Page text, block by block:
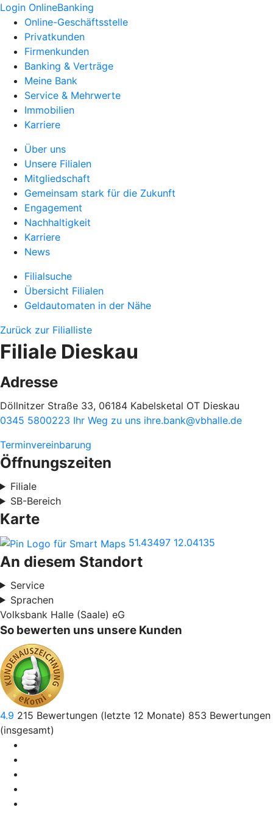
Login OnlineBanking
Online-Geschäftsstelle
Privatkunden
Firmenkunden
Banking & Verträge
Meine Bank
Service & Mehrwerte
Immobilien
Karriere
Über uns
Unsere Filialen
Mitgliedschaft
Gemeinsam stark für die Zukunft
Engagement
Nachhaltigkeit
Karriere
News
Filialsuche
Übersicht Filialen
Geldautomaten in der Nähe
Zurück zur Filialliste
Filiale Dieskau
Adresse
Döllnitzer Straße 33, 06184 Kabelsketal OT Dieskau
0345 5800223 Ihr Weg zu uns ihre.bank@vbhalle.de
Terminvereinbarung
Öffnungszeiten
Filiale
SB-Bereich
Karte
51.43497 12.04135
An diesem Standort
Service
Sprachen
Volksbank Halle (Saale) eG
So bewerten uns unsere Kunden
4.9 215 Bewertungen (letzte 12 Monate) 853 Bewertungen
(insgesamt)